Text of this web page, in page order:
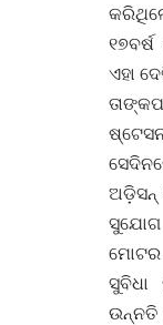
ଏହା
ଅଡ଼ିସନ୍
ସୁଯୋଗ
ମୋଟର
ସୁବିଧା
ଉନ୍ନତି